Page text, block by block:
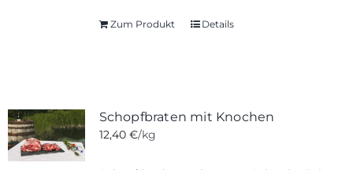
Zum Produkt Details
Schopfbraten mit Knochen
12,40 €/kg